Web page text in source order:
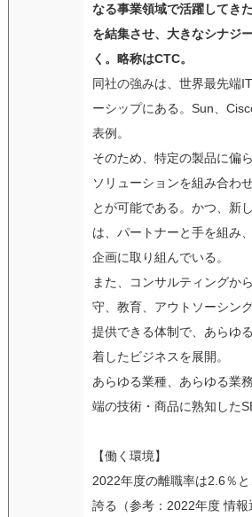
なる事業領域で活躍してき
を結集させ、大きなシナジ
く。略称はCTC。
同社の強みは、世界最先端
ーシップにある。Sun、
表例。
そのため、特定の製品に偏
ソリューションを組み合わ
とが可能である。かつ、新
は、パートナーと手を組み
企画に取り組んでいる。
また、コンサルティングか
守、教育、アウトソーシン
提供できる体制で、あらゆ
着したビジネスを展開。
あらゆる業種、あらゆる業
端の技術・商品に熟知した
【働く環境】
2022年度の離職率は2.6％
誇る（参考：2022年度 情